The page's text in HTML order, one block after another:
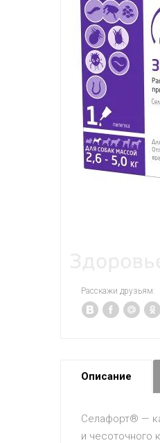
Расскажи друзьям:
Описание
Селафорт® —
и чесоточного